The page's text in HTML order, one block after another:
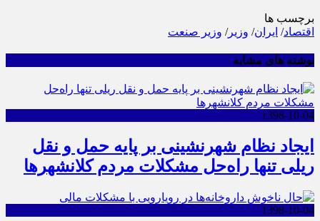
برچسب ها
اقتصاد/ ایران/ وزیر/ وزیر صنعت
نوشته های مشابه
1398-10-04
ایجاد نظام شهرنشینی بر پایه حمل و نقل
ریلی تنها راه‌حل مشکلات مردم کلانشهرها
1398-10-04